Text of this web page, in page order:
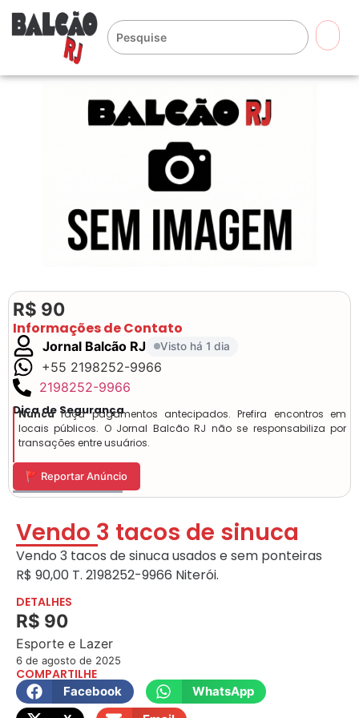
R$ 90
Informações de Contato
Jornal Balcão RJ Visto há 1 dia
+55 2198252-9966
2198252-9966
Dica de Segurança
Nuncafaça pagamentos antecipados. Prefira encontros em
locais públicos. O Jornal Balcão RJ não se responsabiliza por
transações entre usuários.
🚩 Reportar Anúncio
Vendo 3 tacos de sinuca
Vendo 3 tacos de sinuca usados e sem ponteiras
R$ 90,00 T. 2198252-9966 Niterói.
DETALHES
R$ 90
Esporte e Lazer
6 de agosto de 2025
COMPARTILHE
Facebook
WhatsApp